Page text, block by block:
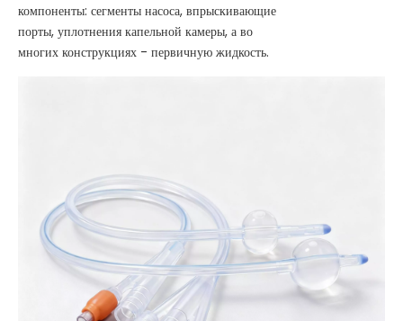
компоненты: сегменты насоса, впрыскивающие
порты, уплотнения капельной камеры, а во
многих конструкциях - первичную жидкость.